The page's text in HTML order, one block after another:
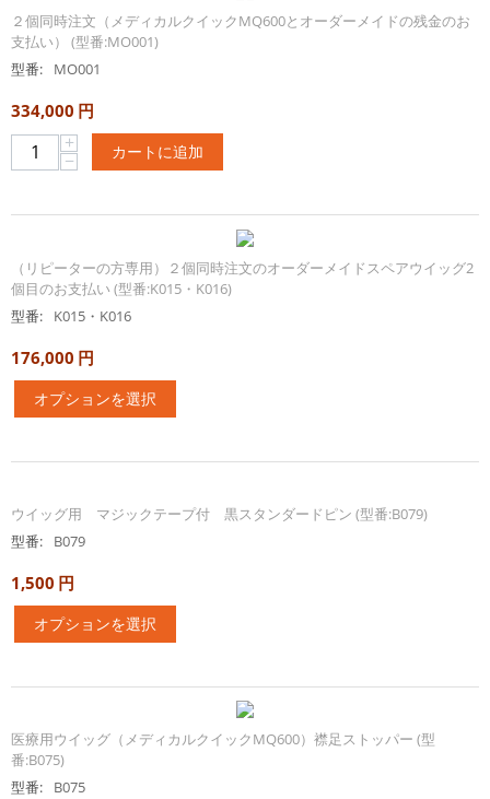
２個同時注文（メディカルクイックMQ600とオーダーメイドの残金のお
支払い） (型番:MO001)
型番:
MO001
334,000 円
+
− カートに追加
（リピーターの方専用）２個同時注文のオーダーメイドスペアウイッグ2
個目のお支払い (型番:K015・K016)
型番:
K015・K016
176,000 円
オプションを選択
ウイッグ用 マジックテープ付 黒スタンダードピン (型番:B079)
型番:
B079
1,500 円
オプションを選択
医療用ウイッグ（メディカルクイックMQ600）襟足ストッパー (型
番:B075)
型番:
B075